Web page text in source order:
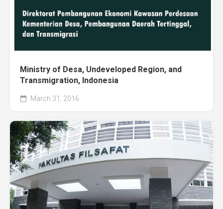
Ministry of Desa, Undeveloped Region, and
Transmigration, Indonesia
March 31, 2016